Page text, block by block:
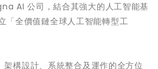
AI 公司，結合其強大的人工智能基
「全價值鏈全球人工智能轉型工
構設計、系統整合及運作的全方位